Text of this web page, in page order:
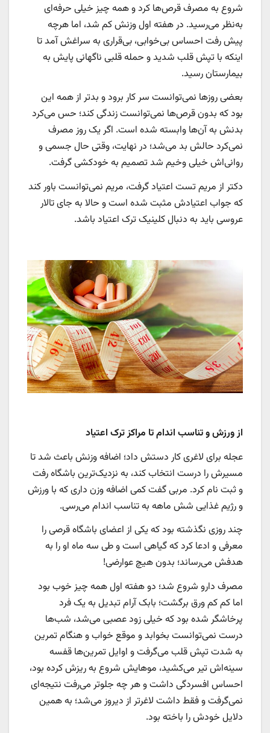
شروع به مصرف قرص‌ها کرد و همه چیز خیلی حرفه‌ای
به‌نظر می‌رسید. در هفته اول وزنش کم شد، اما هرچه
پیش رفت احساس بی‌خوابی، بی‌قراری به سراغش آمد تا
اینکه با تپش قلب شدید و حمله قلبی ناگهانی پایش به
بیمارستان رسید.
بعضی روزها نمی‌توانست سر کار برود و بدتر از همه این
بود که بدون قرص‌ها نمی‌توانست زندگی کند؛ حس می‌کرد
بدنش به آن‌ها وابسته شده است. اگر یک روز مصرف
نمی‌کرد حالش بد می‌شد؛ در نهایت، وقتی حال جسمی و
روانی‌اش خیلی وخیم شد تصمیم به خودکشی گرفت.
دکتر از مریم تست اعتیاد گرفت، مریم نمی‌توانست باور کند
که جواب اعتیادش مثبت شده است و حالا به جای تالار
عروسی باید به دنبال کلینیک ترک اعتیاد باشد.
از ورزش و تناسب اندام تا مراکز ترک اعتیاد
عجله برای لاغری کار دستش داد؛ اضافه وزنش باعث شد تا
مسیرش را درست انتخاب کند، به نزدیک‌ترین باشگاه رفت
و ثبت نام کرد. مربی گفت کمی اضافه وزن داری که با ورزش
و رژیم غذایی شش ماهه به تناسب اندام می‌رسی.
چند روزی نگذشته بود که یکی از اعضای باشگاه قرصی را
معرفی و ادعا کرد که گیاهی است و طی سه ماه او را به
هدفش می‌رساند؛ بدون هیچ عوارضی!
مصرف دارو شروع شد؛ دو هفته اول همه چیز خوب بود
اما کم کم ورق برگشت؛ بابک آرام تبدیل به یک فرد
پرخاشگر شده بود که خیلی زود عصبی می‌شد، شب‌ها
درست نمی‌توانست بخوابد و موقع خواب و هنگام تمرین
به شدت تپش قلب می‌گرفت و اوایل تمرین‌ها قفسه
سینه‌اش تیر می‌کشید، موهایش شروع به ریزش کرده بود،
احساس افسردگی داشت و هر چه جلوتر می‌رفت نتیجه‌ای
نمی‌گرفت و فقط داشت لاغرتر از دیروز می‌شد؛ به همین
دلایل خودش را باخته بود.